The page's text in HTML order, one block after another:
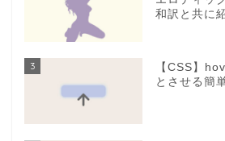
和訳と共に
3
【CSS】
とさせる簡